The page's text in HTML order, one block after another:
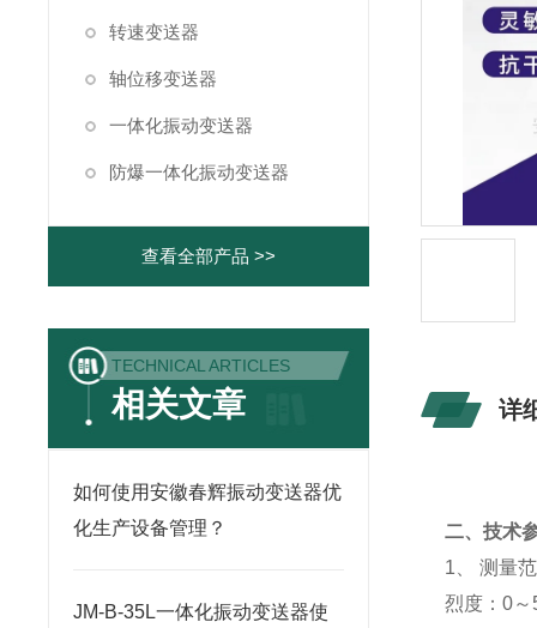
转速变送器
轴位移变送器
一体化振动变送器
防爆一体化振动变送器
查看全部产品 >>
TECHNICAL ARTICLES
相关文章
如何使用安徽春辉振动变送器优
化生产设备管理？
JM-B-35L一体化振动变送器使
详
二、技术
1、
测量
烈度：0～